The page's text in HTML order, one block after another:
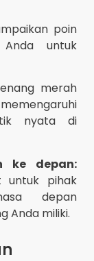
poin
untuk
merah
nyata di
ke depan:
untuk pihak
depan
Anda miliki.